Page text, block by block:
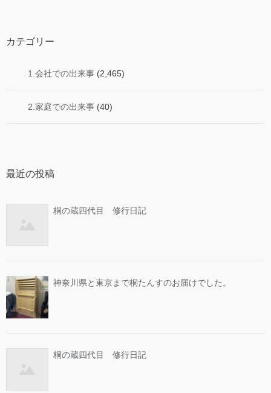
カテゴリー
1.会社での出来事 (2,465)
2.家庭での出来事 (40)
最近の投稿
桐の蔵四代目 修行日記
神奈川県と東京まで桐たんすのお届けでした。
桐の蔵四代目 修行日記